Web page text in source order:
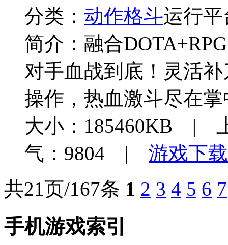
分类： 动作格斗运行平
简介： 融合
对手血战到底！灵活
操作，热血激斗尽在掌
大小：185460KB |
气：9804 | 游戏下载
共21页/167条 1 2 3 4 5 6 7
手机游戏索引